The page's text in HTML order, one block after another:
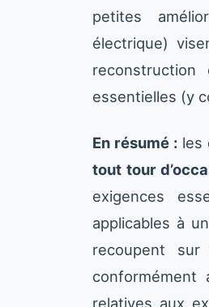
petites
électrique)
essentielles (y
En résumé : les
tout tour
exigences
applicables à
recoupent
conformément
relatives aux